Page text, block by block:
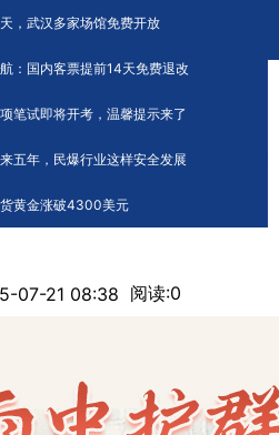
，武汉多家场馆免费开放
：国内客票提前14天免费退改
笔试即将开考，温馨提示来了
五年，民爆行业这样安全发展
黄金涨破4300美元
护群众 屋檐下
07-21 08:38 阅读:0